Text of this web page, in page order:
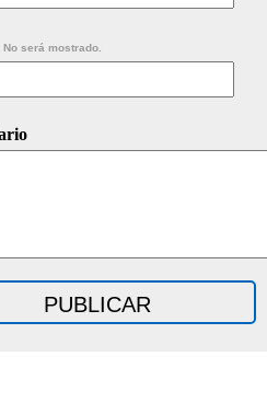
No será mostrado.